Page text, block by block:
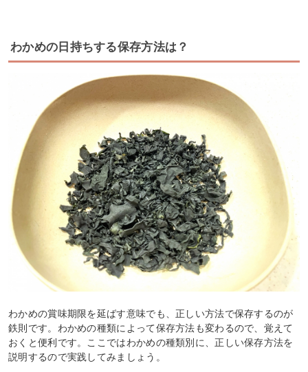
わかめの日持ちする保存方法は？
わかめの賞味期限を延ばす意味でも、正しい方法で保存するのが
鉄則です。わかめの種類によって保存方法も変わるので、覚えて
おくと便利です。ここではわかめの種類別に、正しい保存方法を
説明するので実践してみましょう。